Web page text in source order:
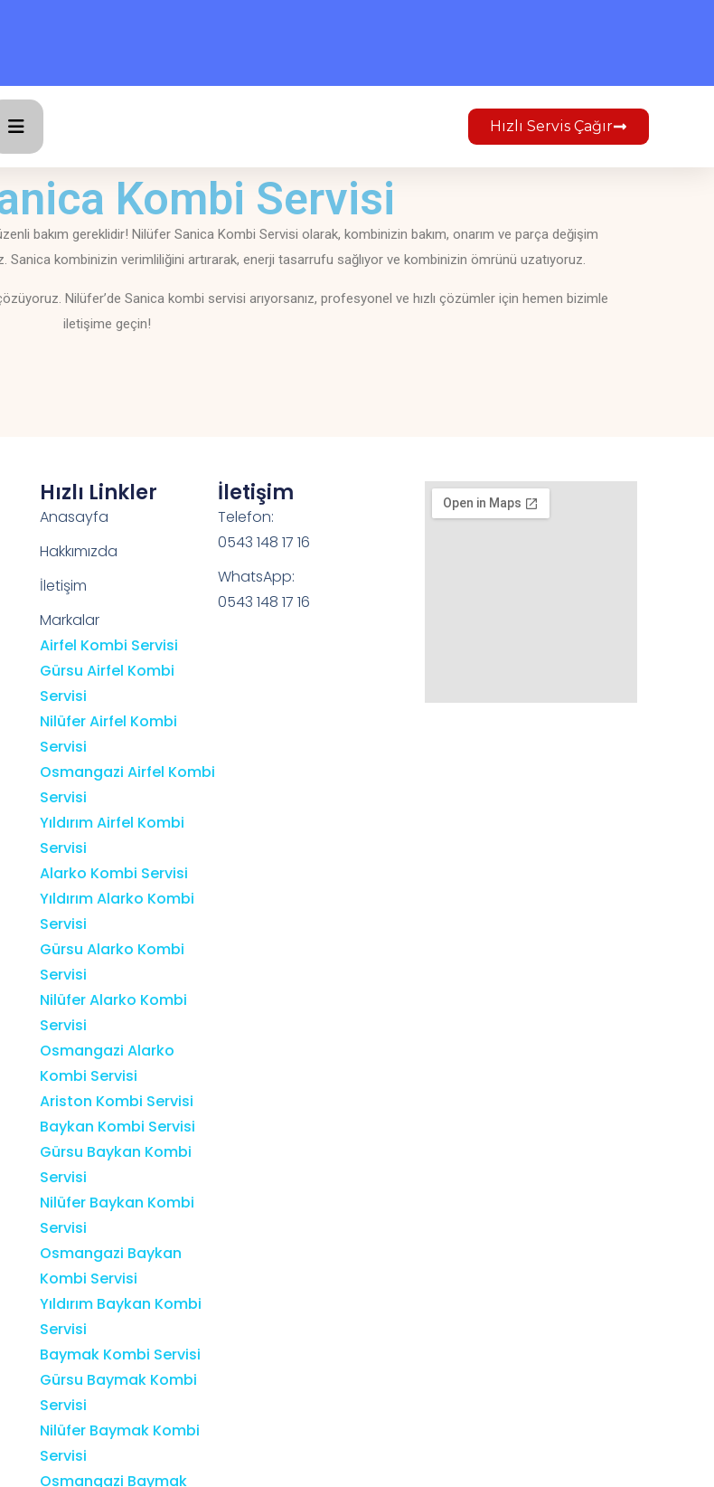
Hızlı Servis Çağır
Kombi Servisi
bakım gereklidir! Nilüfer Sanica Kombi Servisi olarak, kombinizin bakım, onarım ve parça değişim
Sanica kombinizin verimliliğini artırarak, enerji tasarrufu sağlıyor ve kombinizin ömrünü uzatıyoruz.
Nilüfer’de Sanica kombi servisi arıyorsanız, profesyonel ve hızlı çözümler için hemen bizimle
iletişime geçin!
Hızlı Linkler
Anasayfa
Hakkımızda
İletişim
Markalar
Airfel Kombi Servisi
Gürsu Airfel Kombi
Servisi
Nilüfer Airfel Kombi
Servisi
Osmangazi Airfel Kombi
Servisi
Yıldırım Airfel Kombi
Servisi
Alarko Kombi Servisi
Yıldırım Alarko Kombi
Servisi
Gürsu Alarko Kombi
Servisi
Nilüfer Alarko Kombi
Servisi
Osmangazi Alarko
Kombi Servisi
Ariston Kombi Servisi
Baykan Kombi Servisi
Gürsu Baykan Kombi
Servisi
Nilüfer Baykan Kombi
Servisi
Osmangazi Baykan
Kombi Servisi
Yıldırım Baykan Kombi
Servisi
Baymak Kombi Servisi
Gürsu Baymak Kombi
Servisi
Nilüfer Baymak Kombi
Servisi
Osmangazi Baymak
İletişim
Telefon:
0543 148 17 16
WhatsApp:
0543 148 17 16